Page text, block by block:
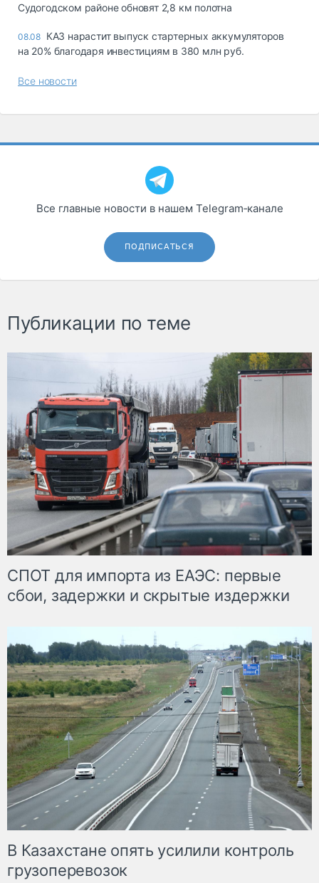
Судогодском районе обновят 2,8 км полотна
08.08 КАЗ нарастит выпуск стартерных аккумуляторов
на 20% благодаря инвестициям в 380 млн руб.
Все новости
Все главные новости в нашем Telegram‑канале
ПОДПИСАТЬСЯ
Публикации по теме
СПОТ для импорта из ЕАЭС: первые
сбои, задержки и скрытые издержки
В Казахстане опять усилили контроль
грузоперевозок